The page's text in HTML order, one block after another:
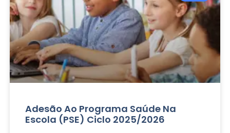
Adesão Ao Programa Saúde Na
Escola (PSE) Ciclo 2025/2026